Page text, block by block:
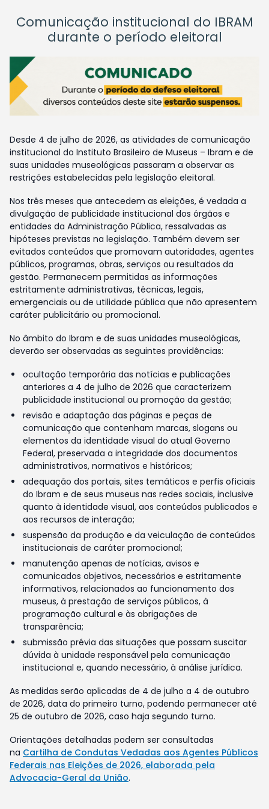
Comunicação institucional do IBRAM
durante o período eleitoral
Desde 4 de julho de 2026, as atividades de comunicação
institucional do Instituto Brasileiro de Museus – Ibram e de
suas unidades museológicas passaram a observar as
restrições estabelecidas pela legislação eleitoral.
Nos três meses que antecedem as eleições, é vedada a
divulgação de publicidade institucional dos órgãos e
entidades da Administração Pública, ressalvadas as
hipóteses previstas na legislação. Também devem ser
evitados conteúdos que promovam autoridades, agentes
públicos, programas, obras, serviços ou resultados da
gestão. Permanecem permitidas as informações
estritamente administrativas, técnicas, legais,
emergenciais ou de utilidade pública que não apresentem
caráter publicitário ou promocional.
No âmbito do Ibram e de suas unidades museológicas,
deverão ser observadas as seguintes providências:
ocultação temporária das notícias e publicações
anteriores a 4 de julho de 2026 que caracterizem
publicidade institucional ou promoção da gestão;
revisão e adaptação das páginas e peças de
comunicação que contenham marcas, slogans ou
elementos da identidade visual do atual Governo
Federal, preservada a integridade dos documentos
administrativos, normativos e históricos;
adequação dos portais, sites temáticos e perfis oficiais
do Ibram e de seus museus nas redes sociais, inclusive
quanto à identidade visual, aos conteúdos publicados e
aos recursos de interação;
suspensão da produção e da veiculação de conteúdos
institucionais de caráter promocional;
manutenção apenas de notícias, avisos e
comunicados objetivos, necessários e estritamente
informativos, relacionados ao funcionamento dos
museus, à prestação de serviços públicos, à
programação cultural e às obrigações de
transparência;
submissão prévia das situações que possam suscitar
dúvida à unidade responsável pela comunicação
institucional e, quando necessário, à análise jurídica.
As medidas serão aplicadas de 4 de julho a 4 de outubro
de 2026, data do primeiro turno, podendo permanecer até
25 de outubro de 2026, caso haja segundo turno.
Orientações detalhadas podem ser consultadas
na Cartilha de Condutas Vedadas aos Agentes Públicos
Federais nas Eleições de 2026, elaborada pela
Advocacia-Geral da União.